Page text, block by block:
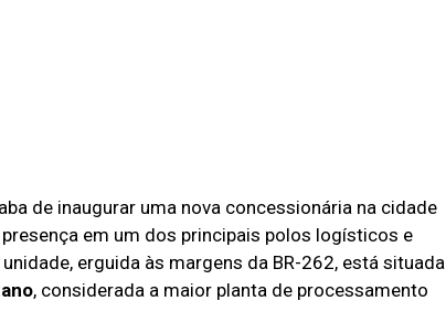
de inaugurar uma nova concessionária na cidade
em um dos principais polos logísticos e
erguida às margens da BR-262, está situada
, considerada a maior planta de processamento